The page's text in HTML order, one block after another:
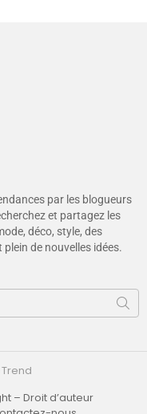
par les blogueurs
et partagez les
déco, style, des
de nouvelles idées.
– Droit d’auteur